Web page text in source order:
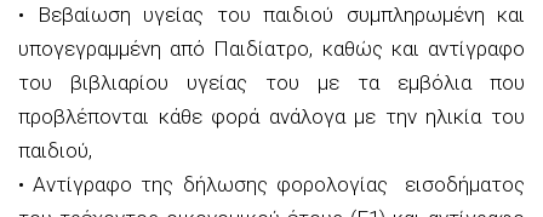
•
Βεβαίωση υγείας του παιδιού συμπληρωμένη και
υπογεγραμμένη από Παιδίατρο, καθώς και αντίγραφο
του βιβλιαρίου υγείας του με τα εμβόλια που
προβλέπονται κάθε φορά ανάλογα με την ηλικία του
παιδιού,
•Αντίγραφο της δήλωσης φορολογίας εισοδήματος